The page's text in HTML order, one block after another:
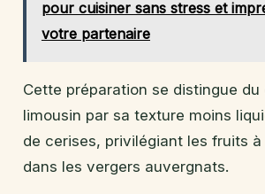
pour cuisiner sans stress et
votre partenaire
Cette préparation se distingue du
limousin par sa texture moins
de cerises, privilégiant les fruits
dans les vergers auvergnats.